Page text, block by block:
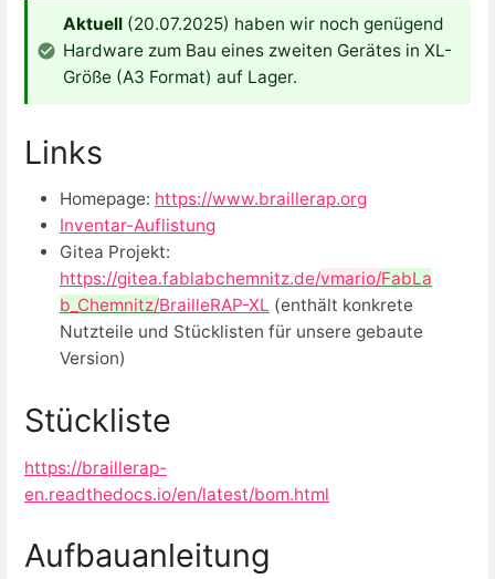
Aktuell (20.07.2025) haben wir noch genügend
Hardware zum Bau eines zweiten Gerätes in XL-
Größe (A3 Format) auf Lager.
Links
Homepage: https://www.braillerap.org
Inventar-Auflistung
Gitea Projekt:
https://gitea.fablabchemnitz.de/vmario/FabLa
b_Chemnitz/BrailleRAP-XL (enthält konkrete
Nutzteile und Stücklisten für unsere gebaute
Version)
Stückliste
https://braillerap-
en.readthedocs.io/en/latest/bom.html
Aufbauanleitung